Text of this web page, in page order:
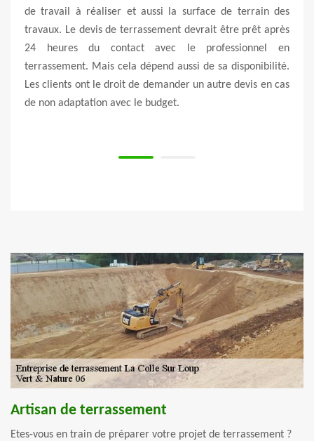
de travail à réaliser et aussi la surface de terrain des
travaux. Le devis de terrassement devrait être prêt après
24 heures du contact avec le professionnel en
terrassement. Mais cela dépend aussi de sa disponibilité.
Les clients ont le droit de demander un autre devis en cas
de non adaptation avec le budget.
Artisan de terrassement
Etes-vous en train de préparer votre projet de terrassement ?